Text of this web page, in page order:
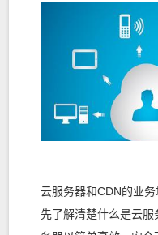
云服务器和CDN的业
先了解清楚什么是云